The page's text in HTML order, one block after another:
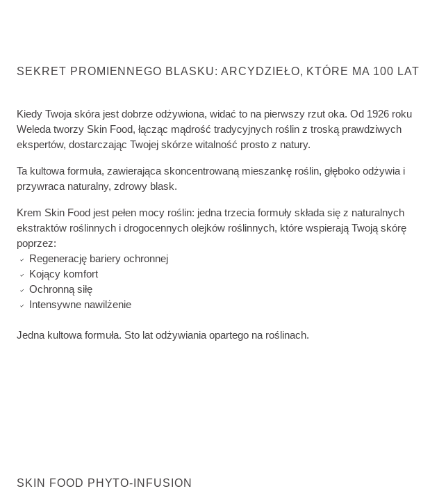
SEKRET PROMIENNEGO BLASKU: ARCYDZIEŁO, KTÓRE MA 100 LAT
Kiedy Twoja skóra jest dobrze odżywiona, widać to na pierwszy rzut oka. Od 1926 roku
Weleda tworzy Skin Food, łącząc mądrość tradycyjnych roślin z troską prawdziwych
ekspertów, dostarczając Twojej skórze witalność prosto z natury.
Ta kultowa formuła, zawierająca skoncentrowaną mieszankę roślin, głęboko odżywia i
przywraca naturalny, zdrowy blask.
Krem Skin Food jest pełen mocy roślin: jedna trzecia formuły składa się z naturalnych
ekstraktów roślinnych i drogocennych olejków roślinnych, które wspierają Twoją skórę
poprzez:
Regenerację bariery ochronnej
Kojący komfort
Ochronną siłę
Intensywne nawilżenie
Jedna kultowa formuła. Sto lat odżywiania opartego na roślinach.
SKIN FOOD PHYTO-INFUSION